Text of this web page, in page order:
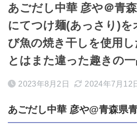
あごだし中華 彦や＠青
にてつけ麺(あっさり)を
び魚の焼き干しを使用
とはまた違った趣きの一
2023年8月2日 2024年7月12
あごだし中華 彦や@青森県